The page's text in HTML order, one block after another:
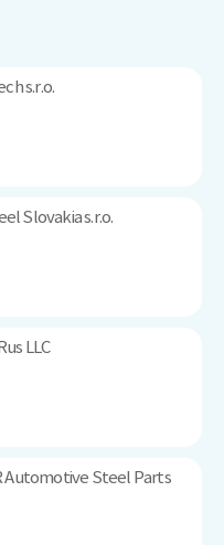
s.r.o.
Slovakia s.r.o.
LLC
Automotive Steel Parts